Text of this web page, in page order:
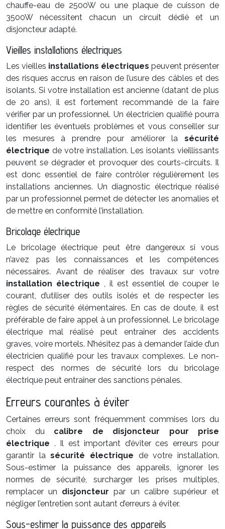
chauffe-eau de 2500W ou une plaque de cuisson de
3500W nécessitent chacun un circuit dédié et un
disjoncteur adapté.
Vieilles installations électriques
Les vieilles installations électriques peuvent présenter
des risques accrus en raison de l’usure des câbles et des
isolants. Si votre installation est ancienne (datant de plus
de 20 ans), il est fortement recommandé de la faire
vérifier par un professionnel. Un électricien qualifié pourra
identifier les éventuels problèmes et vous conseiller sur
les mesures à prendre pour améliorer la sécurité
électrique de votre installation. Les isolants vieillissants
peuvent se dégrader et provoquer des courts-circuits. Il
est donc essentiel de faire contrôler régulièrement les
installations anciennes. Un diagnostic électrique réalisé
par un professionnel permet de détecter les anomalies et
de mettre en conformité l’installation.
Bricolage électrique
Le bricolage électrique peut être dangereux si vous
n’avez pas les connaissances et les compétences
nécessaires. Avant de réaliser des travaux sur votre
installation électrique , il est essentiel de couper le
courant, d’utiliser des outils isolés et de respecter les
règles de sécurité élémentaires. En cas de doute, il est
préférable de faire appel à un professionnel. Le bricolage
électrique mal réalisé peut entraîner des accidents
graves, voire mortels. N’hésitez pas à demander l’aide d’un
électricien qualifié pour les travaux complexes. Le non-
respect des normes de sécurité lors du bricolage
électrique peut entraîner des sanctions pénales.
Erreurs courantes à éviter
Certaines erreurs sont fréquemment commises lors du
choix du calibre de disjoncteur pour prise
électrique . Il est important d’éviter ces erreurs pour
garantir lasécurité électrique de votre installation.
Sous-estimer la puissance des appareils, ignorer les
normes de sécurité, surcharger les prises multiples,
remplacer un disjoncteurpar un calibre supérieur et
négliger l’entretien sont autant d’erreurs à éviter.
Sous-estimer la puissance des appareils